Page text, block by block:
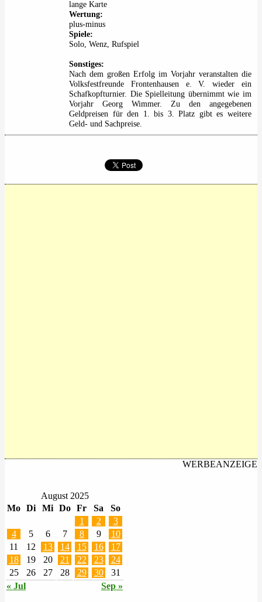
lange Karte
Wertung:
plus-minus
Spiele:
Solo, Wenz, Rufspiel
Sonstiges:
Nach dem großen Erfolg im Vorjahr veranstalten die
Volksfestfreunde Frontenhausen e. V. wieder ein
Schafkopfturnier. Die Spielleitung übernimmt wie im
Vorjahr Georg Wimmer. Zu den angegebenen
Geldpreisen für den 1. bis 3. Platz gibt es weitere
Geld- und Sachpreise.
WERBEANZEIGE
August 2025
Mo Di Mi Do Fr Sa So
« Jul Sep »
1 2
3
4
5 6 7 8 9
10
11
12 13 14 15 16
17
18
19 20 21 22 23
24
25
26 27 28 29 30 31